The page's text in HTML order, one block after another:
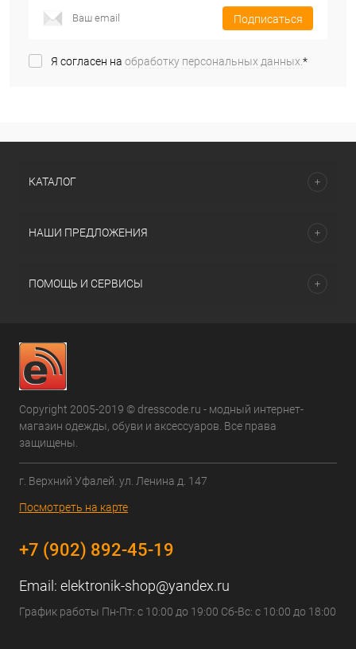
Подписаться
Я согласен на обработку персональных данных.*
КАТАЛОГ
НАШИ ПРЕДЛОЖЕНИЯ
ПОМОЩЬ И СЕРВИСЫ
Copyright 2005-2019 © dresscode.ru - модный интернет-
магазин одежды, обуви и аксессуаров. Все права
защищены.
г. Верхний Уфалей. ул. Ленина д. 147
Посмотреть на карте
+7 (902) 892-45-19
Email: elektronik-shop@yandex.ru
График работы Пн-Пт: с 10:00 до 19:00 Сб-Вс: с 10:00 до 18:00